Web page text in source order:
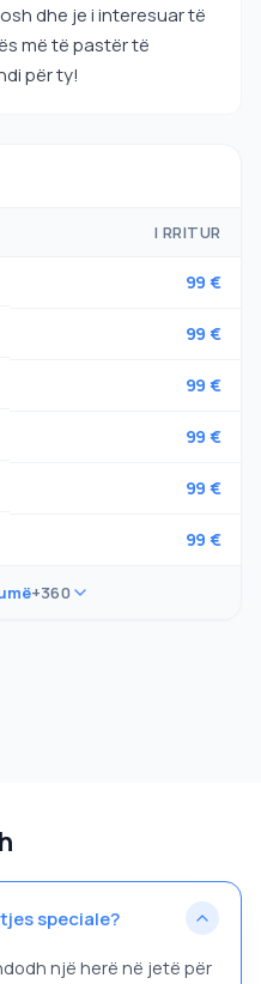
dhe je i interesuar të
më të pastër të
për ty!
I RRITUR
99 €
99 €
99 €
99 €
99 €
99 €
+360
speciale?
një herë në jetë për